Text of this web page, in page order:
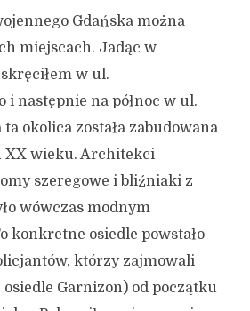
Gdańska można
miejscach. Jadąc w
w ul.
i następnie na północ w ul.
ta okolica została zabudowana
XX wieku. Architekci
szeregowe i bliźniaki z
wówczas modnym
konkretne osiedle powstało
którzy zajmowali
osiedle Garnizon) od początku